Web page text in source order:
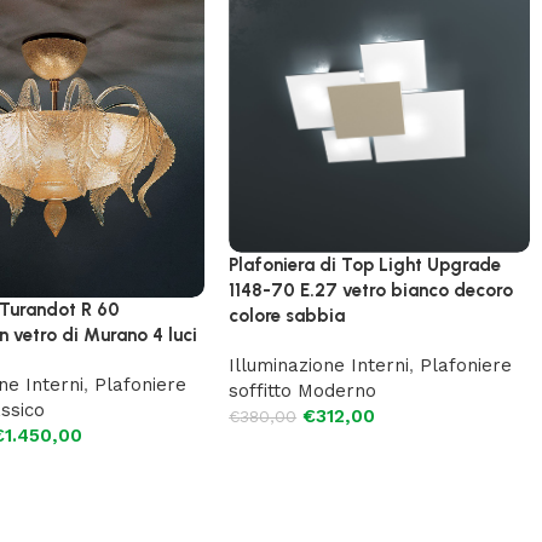
R 60
vetro di Murano 4 luci
Interni, Plafoniere
1.450,00
Plafoniera di Top Light Upgrade
1148-70 E.27 vetro bianco decoro
colore sabbia
Illuminazione Interni, Plafoniere
soffitto Moderno
€380,00 €312,00